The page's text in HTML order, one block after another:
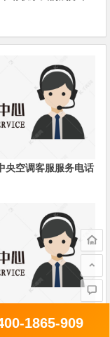
央空调客服服务电话
纹锁全国统一官方网
1865-909